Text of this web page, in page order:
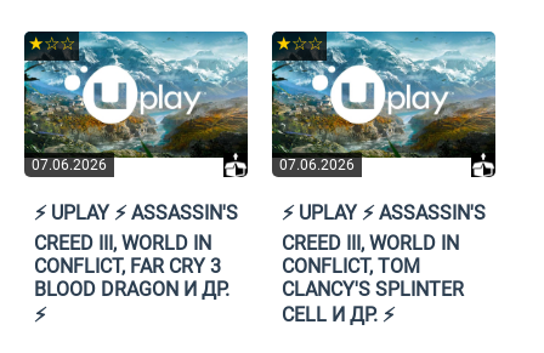
07.06.2026
★☆☆
⚡️ UPLAY ⚡️ ASSASSIN'S
CREED III, WORLD IN
CONFLICT, FAR CRY 3
BLOOD DRAGON И ДР.
⚡️
07.06.2026
★☆☆
⚡️ UPLAY ⚡️ ASSASSIN'S
CREED III, WORLD IN
CONFLICT, TOM
CLANCY'S SPLINTER
CELL И ДР. ⚡️